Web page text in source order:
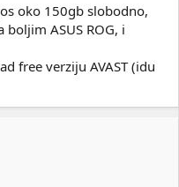
oko 150gb slobodno,
ASUS ROG, i
free verziju AVAST (idu